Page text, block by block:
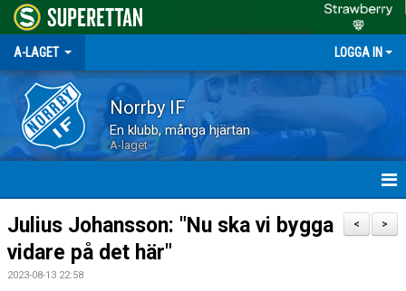
A-LAGET LOGGA IN
Norrby IF
En klubb, många hjärtan
A-laget
HEM
NYHETER
>
<
Julius Johansson: "Nu ska vi bygga
vidare på det här"
2023-08-13 22:58